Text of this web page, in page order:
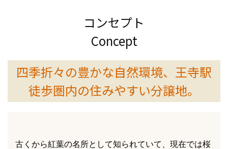
コンセプト
Concept
四季折々の豊かな自然環境、王寺駅
徒歩圏内の住みやすい分譲地。
古くから紅葉の名所として知られていて、現在では桜